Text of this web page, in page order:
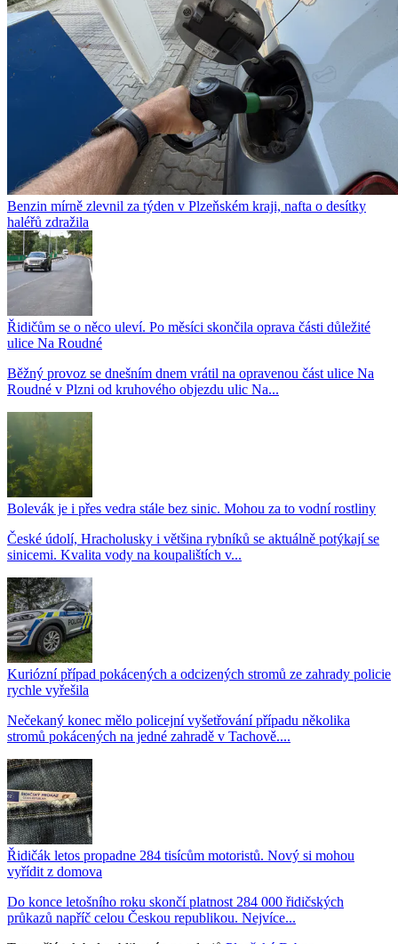
Benzin mírně zlevnil za týden v Plzeňském kraji, nafta o desítky
haléřů zdražila
Řidičům se o něco uleví. Po měsíci skončila oprava části důležité
ulice Na Roudné
Běžný provoz se dnešním dnem vrátil na opravenou část ulice Na
Roudné v Plzni od kruhového objezdu ulic Na...
Bolevák je i přes vedra stále bez sinic. Mohou za to vodní rostliny
České údolí, Hracholusky i většina rybníků se aktuálně potýkají se
sinicemi. Kvalita vody na koupalištích v...
Kuriózní případ pokácených a odcizených stromů ze zahrady policie
rychle vyřešila
Nečekaný konec mělo policejní vyšetřování případu několika
stromů pokácených na jedné zahradě v Tachově....
Řidičák letos propadne 284 tisícům motoristů. Nový si mohou
vyřídit z domova
Do konce letošního roku skončí platnost 284 000 řidičských
průkazů napříč celou Českou republikou. Nejvíce...